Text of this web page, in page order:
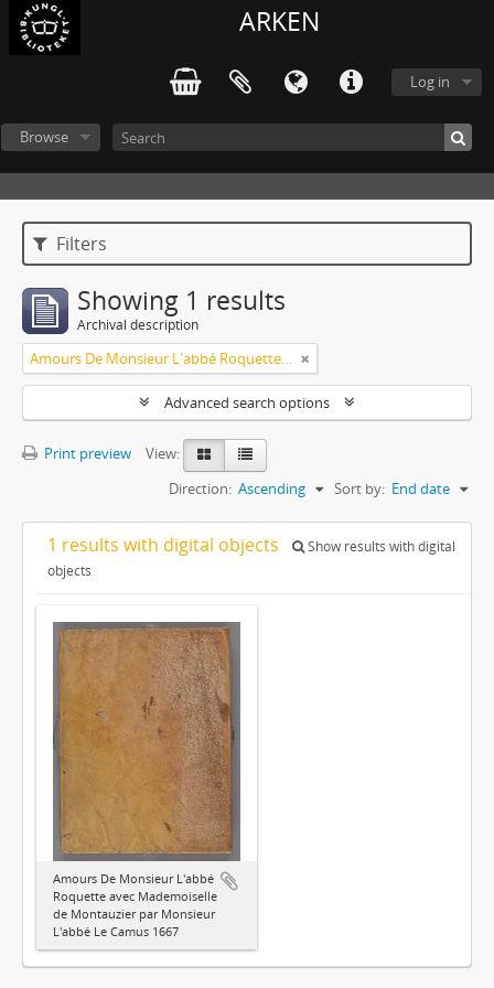
ARKEN
Log in
Browse
Filters
Showing 1 results
Archival description
Amours De Monsieur L'abbé Roquette avec Mademoiselle de Montauzier par Monsieur L'abbé Le Camus 1667
Advanced search options
Print preview
View:
Sort by: End date
Direction: Ascending
1 results with digital objects
Show results with digital
objects
Amours De Monsieur L'abbé
Roquette avec Mademoiselle
de Montauzier par Monsieur
L'abbé Le Camus 1667